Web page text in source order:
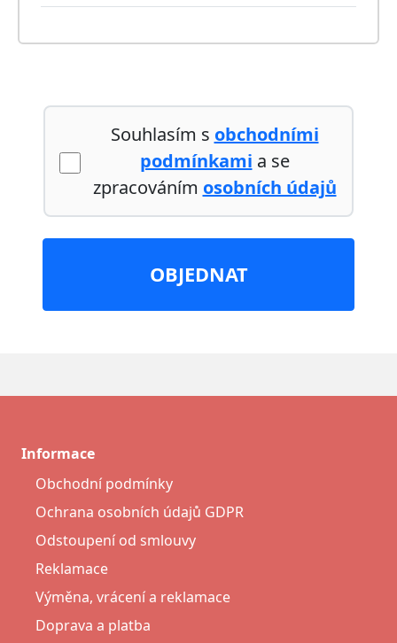
Souhlasím s obchodními
podmínkami a se
zpracováním osobních údajů
OBJEDNAT
Informace
Obchodní podmínky
Ochrana osobních údajů GDPR
Odstoupení od smlouvy
Reklamace
Výměna, vrácení a reklamace
Doprava a platba